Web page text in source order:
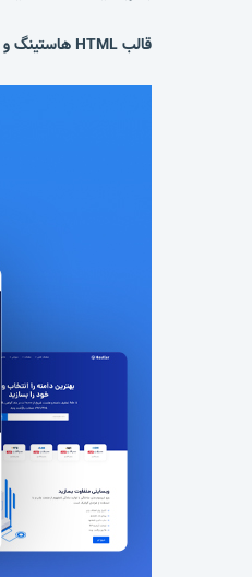
قالب HTML هاستینگ و دامنه Hostlar